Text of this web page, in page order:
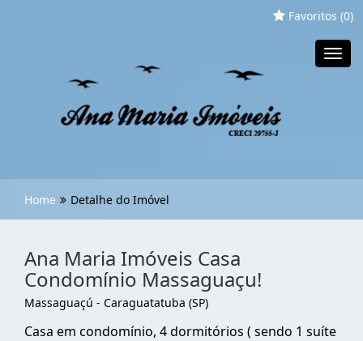
Favoritos (0)
Home Detalhe do Imóvel
Ana Maria Imóveis Casa
Condomínio Massaguaçu!
Massaguaçú - Caraguatatuba (SP)
Casa em condomínio, 4 dormitórios ( sendo 1 suíte